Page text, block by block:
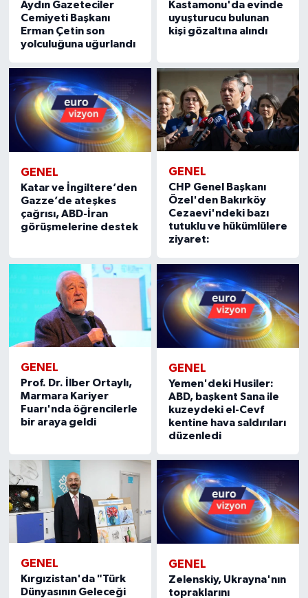
Aydın Gazeteciler
Cemiyeti Başkanı
Erman Çetin son
yolculuğuna uğurlandı
Kastamonu'da evinde
uyuşturucu bulunan
kişi gözaltına alındı
GENEL
Katar ve İngiltere’den
Gazze’de ateşkes
çağrısı, ABD-İran
görüşmelerine destek
GENEL
CHP Genel Başkanı
Özel'den Bakırköy
Cezaevi'ndeki bazı
tutuklu ve hükümlülere
ziyaret:
GENEL
Prof. Dr. İlber Ortaylı,
Marmara Kariyer
Fuarı'nda öğrencilerle
bir araya geldi
GENEL
Yemen'deki Husiler:
ABD, başkent Sana ile
kuzeydeki el-Cevf
kentine hava saldırıları
düzenledi
GENEL
Kırgızistan'da "Türk
Dünyasının Geleceği
GENEL
Zelenskiy, Ukrayna'nın
topraklarını